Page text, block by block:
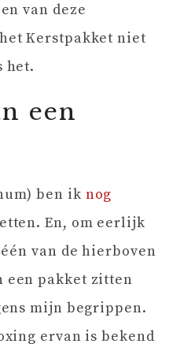
van deze
Kerstpakket niet
het.
een
ben ik nog
En, om eerlijk
van de hierboven
een pakket zitten
mijn begrippen.
ervan is bekend